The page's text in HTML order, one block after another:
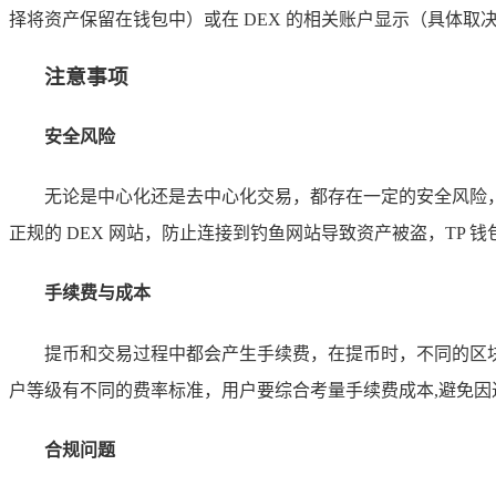
择将资产保留在钱包中）或在 DEX 的相关账户显示（具体取
注意事项
安全风险
无论是中心化还是去中心化交易，都存在一定的安全风
正规的 DEX 网站，防止连接到钓鱼网站导致资产被盗，TP
手续费与成本
提币和交易过程中都会产生手续费，在提币时，不同的
户等级有不同的费率标准，用户要综合考量手续费成本,避免
合规问题